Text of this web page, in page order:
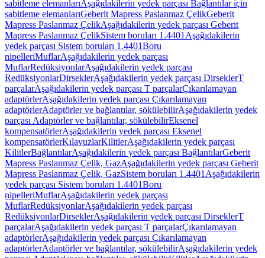
sabitleme elemanlarıAşağıdakilerin yedek parçası Bağlantılar için
sabitleme elemanlarıGeberit Mapress Paslanmaz ÇelikGeberit
Mapress Paslanmaz ÇelikAşağıdakilerin yedek parçası Geberit
Mapress Paslanmaz ÇelikSistem boruları 1.4401 Aşağıdakilerin
yedek parçası Sistem boruları 1.4401Boru
nipelleriMuflarAşağıdakilerin yedek parçası
MuflarRedüksiyonlarAşağıdakilerin yedek parçası
RedüksiyonlarDirseklerAşağıdakilerin yedek parçası DirseklerT
parçalarAşağıdakilerin yedek parçası T parçalarÇıkarılamayan
adaptörlerAşağıdakilerin yedek parçası Çıkarılamayan
adaptörlerAdaptörler ve bağlantılar, sökülebilirAşağıdakilerin yedek
parçası Adaptörler ve bağlantılar, sökülebilirEksenel
kompensatörlerAşağıdakilerin yedek parçası Eksenel
kompensatörlerKılavuzlarKilitlerAşağıdakilerin yedek parçası
KilitlerBağlantılarAşağıdakilerin yedek parçası BağlantılarGeberit
Mapress Paslanmaz Çelik, GazAşağıdakilerin yedek parçası Geberit
Mapress Paslanmaz Çelik, GazSistem boruları 1.4401 Aşağıdakilerin
yedek parçası Sistem boruları 1.4401Boru
nipelleriMuflarAşağıdakilerin yedek parçası
MuflarRedüksiyonlarAşağıdakilerin yedek parçası
RedüksiyonlarDirseklerAşağıdakilerin yedek parçası DirseklerT
parçalarAşağıdakilerin yedek parçası T parçalarÇıkarılamayan
adaptörlerAşağıdakilerin yedek parçası Çıkarılamayan
adaptörlerAdaptörler ve bağlantılar, sökülebilirAşağıdakilerin yedek